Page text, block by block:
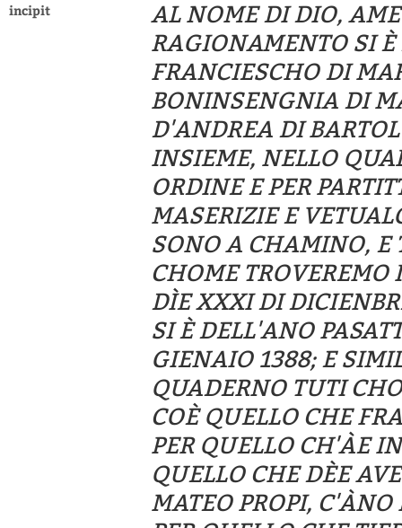
incipit
AL NOME DI DIO,
RAGIONAMENTO SI
FRANCIESCHO DI
BONINSENGNIA DI
D'ANDREA DI
INSIEME, NELLO
ORDINE E PER
MASERIZIE E
SONO A CHAMINO, E
CHOME
DÌE XXXI DI
SI È DELL'ANO
GIENAIO 1388; E
QUADERNO TUTI
COÈ QUELLO CHE
PER QUELLO CH'ÀE
QUELLO CHE DÈE
MATEO PROPI,